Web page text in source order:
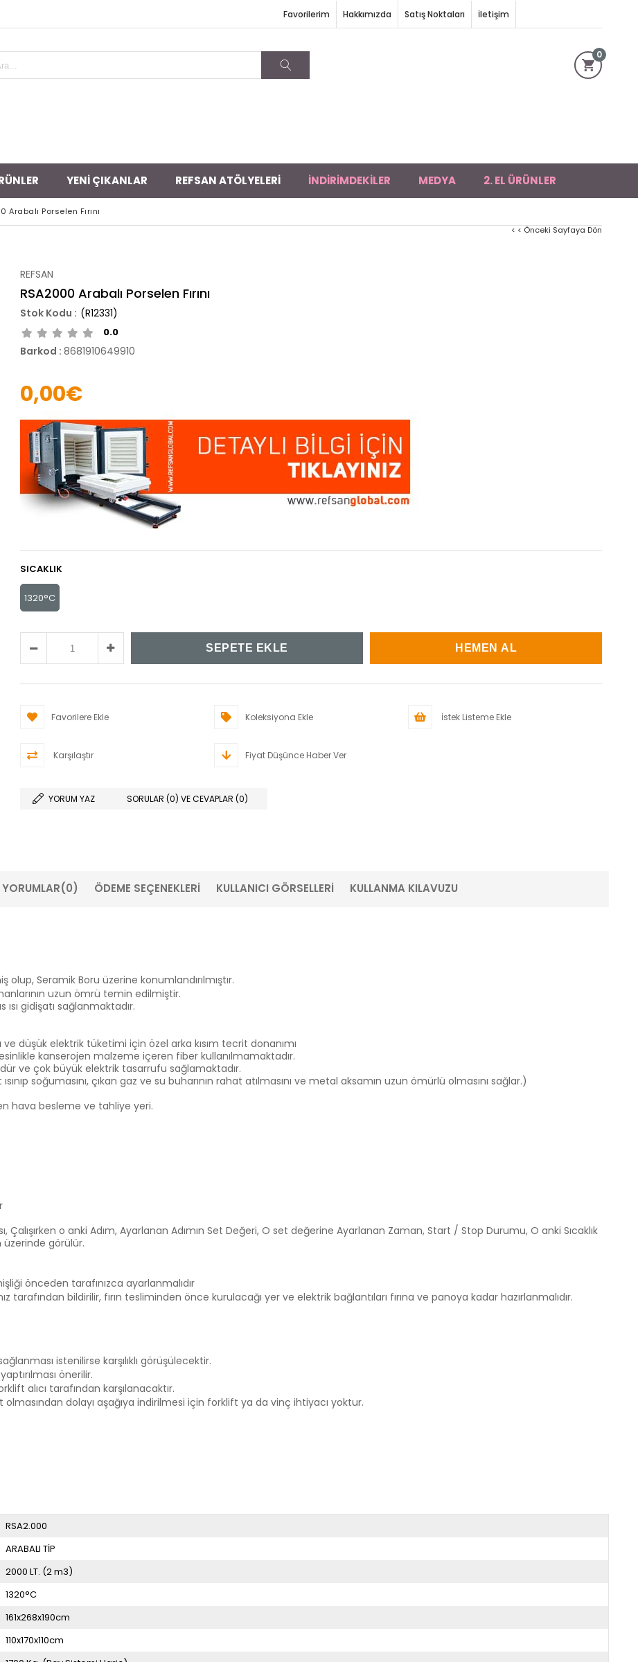
Hakkımızda Satış Noktaları İletişim
Favorilerim
0
YENİ ÇIKANLAR REFSAN ATÖLYELERİ İNDİRİMDEKİLER MEDYA 2. EL ÜRÜNLER
Arabalı Porselen Fırını
< < Önceki Sayfaya Dön
REFSAN
RSA2000 Arabalı Porselen Fırını
(R12331)
0.0
Barkod : 8681910649910
0,00€
SICAKLIK
1320°C
Favorilere Ekle Koleksiyona Ekle İstek Listeme Ekle
Karşılaştır Fiyat Düşünce Haber Ver
YORUM YAZ SORULAR (0) VE CEVAPLAR (0)
YORUMLAR(0) ÖDEME SEÇENEKLERI KULLANICI GÖRSELLERİ KULLANMA KILAVUZU
Seramik Boru üzerine konumlandırılmıştır.
uzun ömrü temin edilmiştir.
gidişatı sağlanmaktadır.
ve düşük elektrik tüketimi için özel arka kısım tecrit donanımı
kanserojen malzeme içeren fiber kullanılmamaktadır.
ve çok büyük elektrik tasarrufu sağlamaktadır.
soğumasını, çıkan gaz ve su buharının rahat atılmasını ve metal aksamın uzun ömürlü olmasını sağlar.)
hava besleme ve tahliye yeri.
Çalışırken o anki Adım, Ayarlanan Adımın Set Değeri, O set değerine Ayarlanan Zaman, Start / Stop Durumu, O anki Sıcaklık
görülür.
önceden tarafınızca ayarlanmalıdır
bildirilir, fırın tesliminden önce kurulacağı yer ve elektrik bağlantıları fırına ve panoya kadar hazırlanmalıdır.
istenilirse karşılıklı görüşülecektir.
önerilir.
alıcı tarafından karşılanacaktır.
dolayı aşağıya indirilmesi için forklift ya da vinç ihtiyacı yoktur.
RSA2.000
ARABALI TİP
2000 LT. (2 m3)
1320°C
161x268x190cm
110x170x110cm